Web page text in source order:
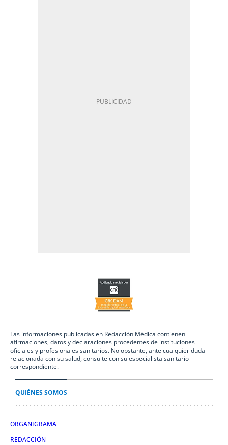
Las informaciones publicadas en Redacción Médica contienen
afirmaciones, datos y declaraciones procedentes de instituciones
oficiales y profesionales sanitarios. No obstante, ante cualquier duda
relacionada con su salud, consulte con su especialista sanitario
correspondiente.
QUIÉNES SOMOS
ORGANIGRAMA
REDACCIÓN